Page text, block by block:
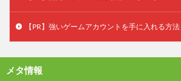
【PR】強いゲームアカウントを手に入れる方法
メタ情報